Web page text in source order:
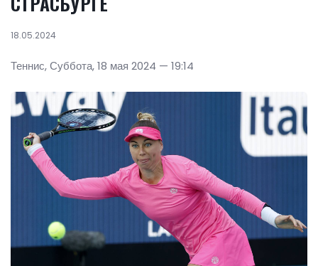
18.05.2024
Теннис, Суббота, 18 мая 2024 — 19:14